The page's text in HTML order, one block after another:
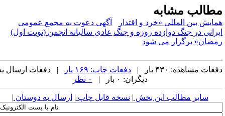
مشابه
بین المللی «خرد و اقتدار
در جنگ دوازده روزه و جنگ
برگزار می شود
آگهی دعوت به مجمع عمومی
عادی سالیانه انجمن (نوبت اول)
مشاهده: ۴۳۰ بار | دفعات چاپ: ۱۶۹ بار
| دفعات ارسال به
دیگران: ۰ بار |
سایر مطالب این بخش | نسخه قابل چاپ| ارسال به دوستان|